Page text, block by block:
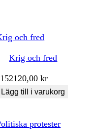
Krig och fred
152120,00kr
Lägg till i varukorg